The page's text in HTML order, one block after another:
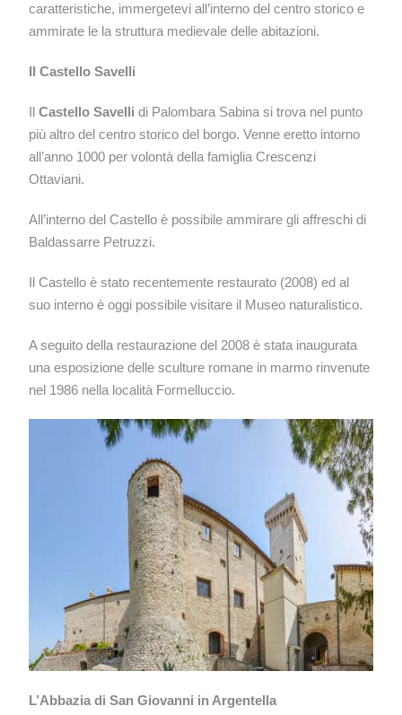
caratteristiche, immergetevi all’interno del centro storico e
ammirate le la struttura medievale delle abitazioni.
Il Castello Savelli
Il Castello Savelli di Palombara Sabina si trova nel punto
più altro del centro storico del borgo. Venne eretto intorno
all’anno 1000 per volontà della famiglia Crescenzi
Ottaviani.
All’interno del Castello è possibile ammirare gli affreschi di
Baldassarre Petruzzi.
Il Castello è stato recentemente restaurato (2008) ed al
suo interno è oggi possibile visitare il Museo naturalistico.
A seguito della restaurazione del 2008 è stata inaugurata
una esposizione delle sculture romane in marmo rinvenute
nel 1986 nella località Formelluccio.
L’Abbazia di San Giovanni in Argentella